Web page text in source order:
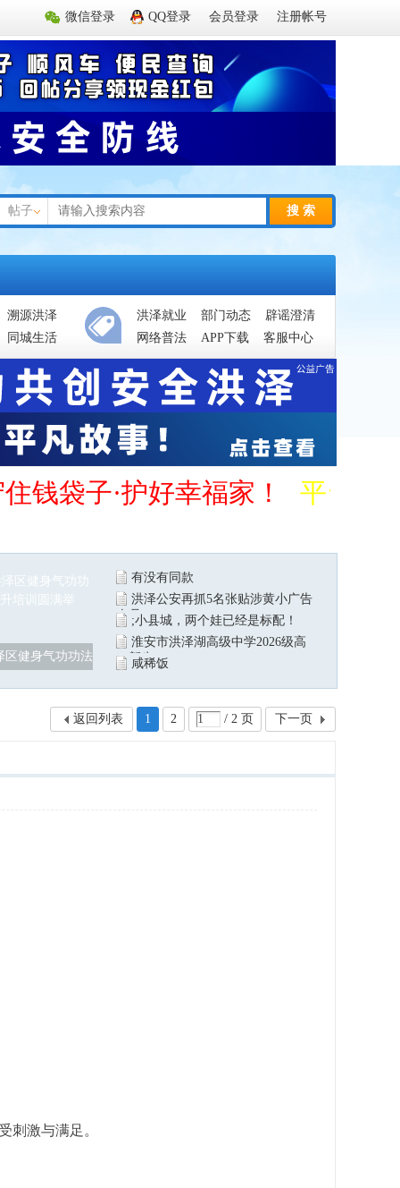
微信登录 QQ登录 会员登录 注册帐号
帖子 搜 索
溯源洪泽
同城生活
洪泽就业 部门动态
辟谣澄清
网络普法
APP下载 客服中心
钱袋子·护好幸福家！ 平台管
区健身气功功法
有没有同款
洪泽公安再抓5名张贴涉黄小广告
人员;小县城，两个娃已经是标配！
淮安市洪泽湖高级中学2026级高
一新生
咸稀饭
1 2 / 2 页 下一页
返回列表
激与满足。